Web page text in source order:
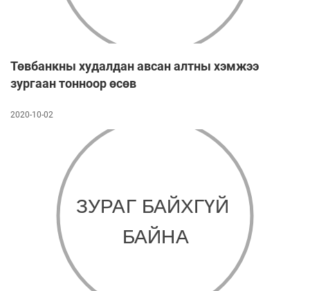
Төвбанкны худалдан авсан алтны хэмжээ
зургаан тонноор өсөв
2020-10-02